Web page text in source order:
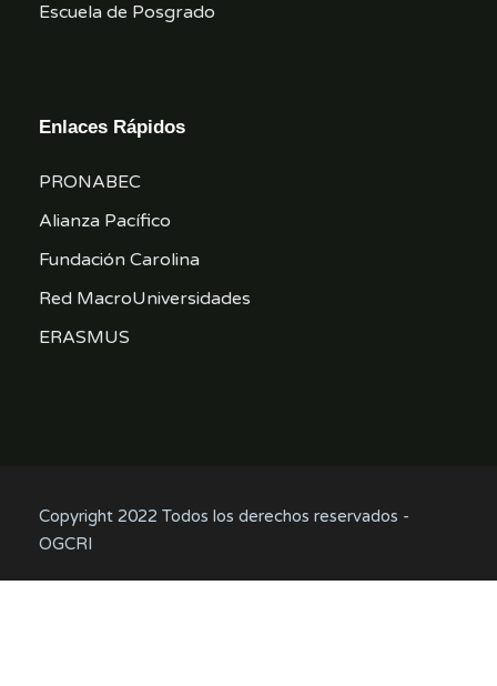
Escuela de Posgrado
Enlaces Rápidos
PRONABEC
Alianza Pacífico
Fundación Carolina
Red MacroUniversidades
ERASMUS
Copyright 2022 Todos los derechos reservados -
OGCRI